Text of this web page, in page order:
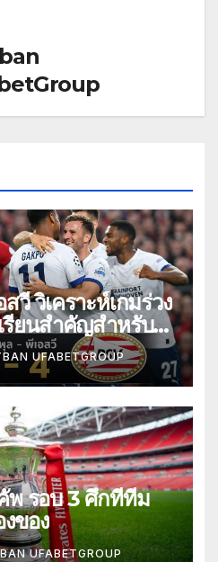
วี วิเคราะห์เกมร่วง
ยนสำคัญสำหรับ
UFABETGROUP
พ รอบ 3 ศึกที่ทีม
ของ
UFABETGROUP